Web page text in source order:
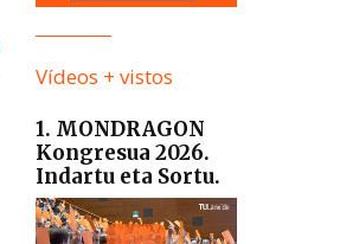
Vídeos + vistos
1. MONDRAGON
Kongresua 2026.
Indartu eta Sortu.